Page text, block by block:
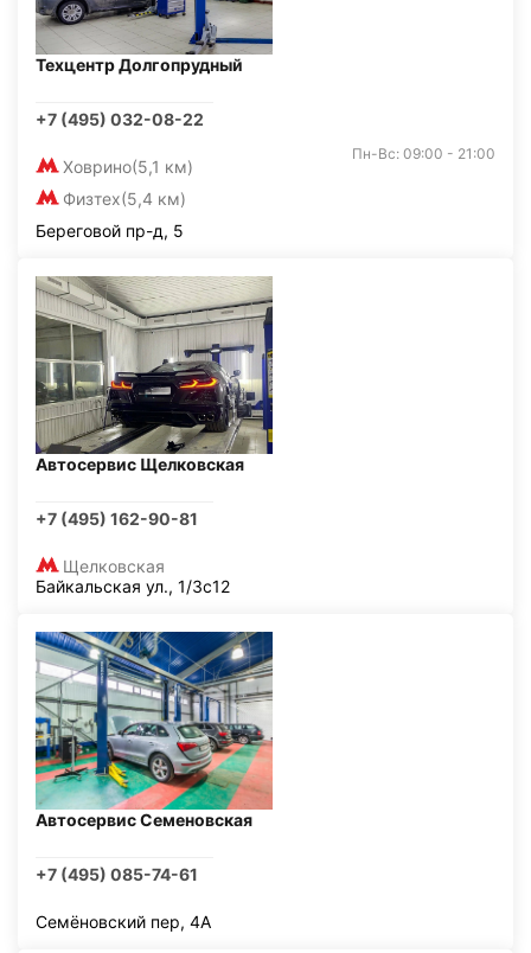
Техцентр Долгопрудный
+7 (495) 032-08-22
Ховрино(5,1 км)
Физтех(5,4 км)
Пн-Вс: 09:00 - 21:00
Береговой пр-д, 5
Автосервис Щелковская
+7 (495) 162-90-81
Щелковская
Байкальская ул., 1/3с12
Автосервис Семеновская
+7 (495) 085-74-61
Семёновский пер, 4А